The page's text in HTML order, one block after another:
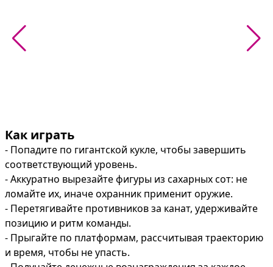
Как играть
- Попадите по гигантской кукле, чтобы завершить
соответствующий уровень.
- Аккуратно вырезайте фигуры из сахарных сот: не
ломайте их, иначе охранник применит оружие.
- Перетягивайте противников за канат, удерживайте
позицию и ритм команды.
- Прыгайте по платформам, рассчитывая траекторию
и время, чтобы не упасть.